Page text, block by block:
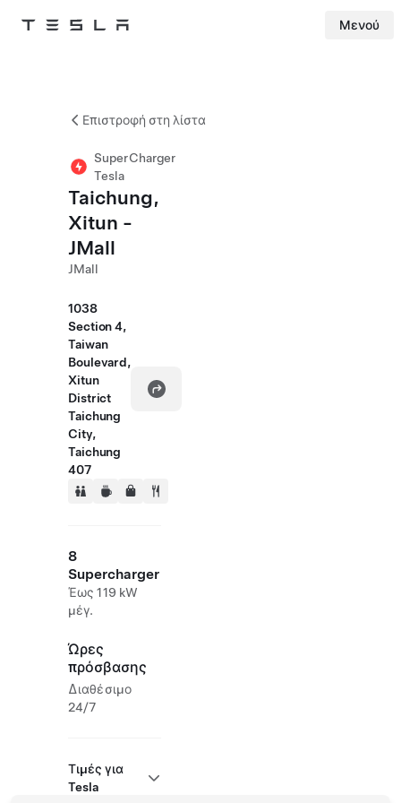
Tesla Μενού
Επιστροφή στη λίστα
SuperCharger
Tesla
Taichung,
Xitun -
JMall
JMall
1038
Section 4,
Taiwan
Boulevard,
Xitun
District
Taichung
City,
Taichung
407
8
Supercharger
Έως 119 kW
μέγ.
Ώρες
πρόσβασης
Διαθέσιμο
24/7
Τιμές για
Tesla